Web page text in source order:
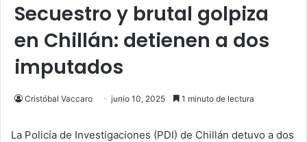
Secuestro y brutal golpiza
en Chillán: detienen a dos
imputados
Cristóbal Vaccaro junio 10, 2025 1 minuto de lectura
La Policía de Investigaciones (PDI) de Chillán detuvo a dos